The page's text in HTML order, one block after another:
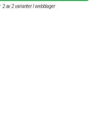
2 av 2 varianter I webblager